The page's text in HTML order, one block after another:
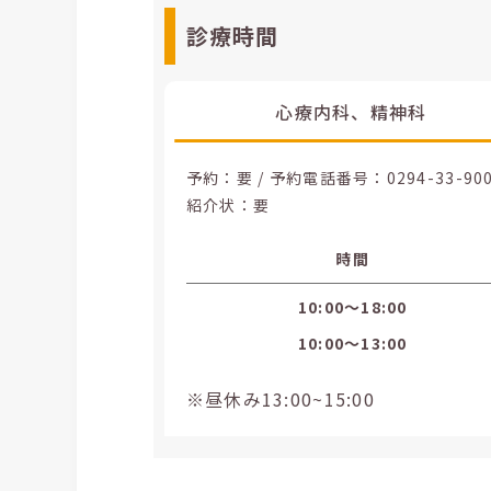
診療時間
心療内科、精神科
予約：要 / 予約電話番号： 0294-33-
紹介状：要
時間
10:00〜18:00
10:00〜13:00
※昼休み13:00~15:00